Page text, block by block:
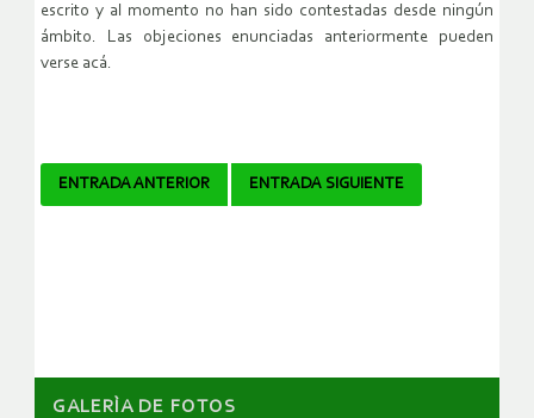
escrito y al momento no han sido contestadas desde ningún
ámbito. Las objeciones enunciadas anteriormente pueden
verse acá.
Navegador
ENTRADA ANTERIOR ENTRADA SIGUIENTE
GALERÌA DE FOTOS